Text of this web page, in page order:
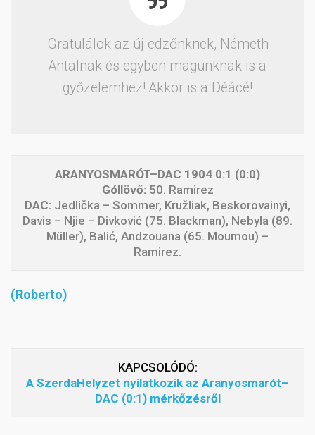
Gratulálok az új edzőnknek, Németh
Antalnak és egyben magunknak is a
győzelemhez! Akkor is a Déácé!
ARANYOSMARÓT–DAC 1904 0:1 (0:0)
Góllövő:50. Ramirez
DAC: Jedlička – Sommer, Kružliak, Beskorovainyi,
Davis – Njie – Divković (75. Blackman), Nebyla (89.
Müller), Balić, Andzouana (65. Moumou) –
Ramirez.
(Roberto)
KAPCSOLÓDÓ:
A SzerdaHelyzet nyilatkozik az Aranyosmarót–
DAC (0:1) mérkőzésről